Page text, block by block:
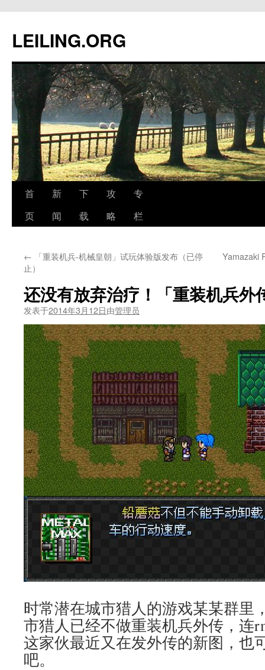
文
LEILING.ORG
首
页
新
闻
下
载
攻
略
专
栏
← 「重装机兵-机械皇朝」试玩体验版发布（已停
止）
Yamazaki
还没有放弃治疗！「重装机兵
发表于2014年3月12日由管理员
时常潜在城市猎人的游戏某某群里
市猎人已经不做重装机兵外传，连
这家伙最近又在发外传的新图，也
吧。